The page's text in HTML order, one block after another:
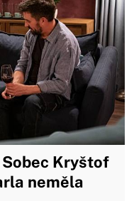
Kryštof
neměla